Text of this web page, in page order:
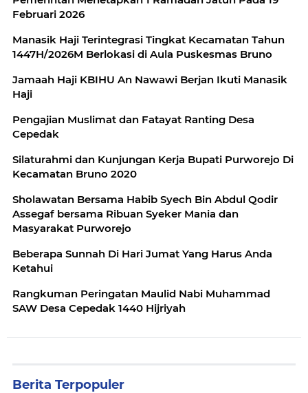
Februari 2026
Manasik Haji Terintegrasi Tingkat Kecamatan Tahun
1447H/2026M Berlokasi di Aula Puskesmas Bruno
Jamaah Haji KBIHU An Nawawi Berjan Ikuti Manasik
Haji
Pengajian Muslimat dan Fatayat Ranting Desa
Cepedak
Silaturahmi dan Kunjungan Kerja Bupati Purworejo Di
Kecamatan Bruno 2020
Sholawatan Bersama Habib Syech Bin Abdul Qodir
Assegaf bersama Ribuan Syeker Mania dan
Masyarakat Purworejo
Beberapa Sunnah Di Hari Jumat Yang Harus Anda
Ketahui
Rangkuman Peringatan Maulid Nabi Muhammad
SAW Desa Cepedak 1440 Hijriyah
Berita Terpopuler